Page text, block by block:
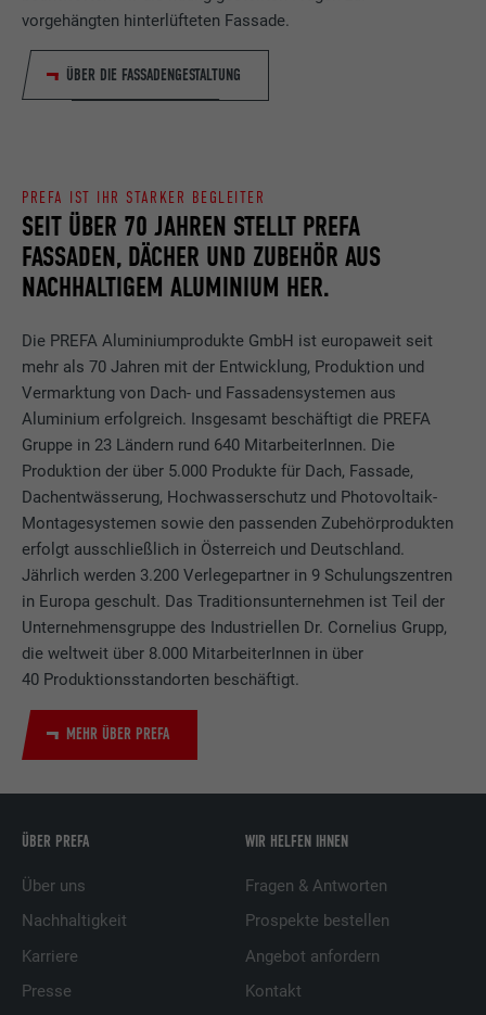
vorgehängten hinterlüfteten Fassade.
ÜBER DIE FASSADENGESTALTUNG
SEIT ÜBER 70 JAHREN STELLT PREFA
FASSADEN, DÄCHER UND ZUBEHÖR AUS
NACHHALTIGEM ALUMINIUM HER.
PREFA IST IHR STARKER BEGLEITER
Die PREFA Aluminiumprodukte GmbH ist europaweit seit
mehr als 70 Jahren mit der Entwicklung, Produktion und
Vermarktung von Dach- und Fassadensystemen aus
Aluminium erfolgreich. Insgesamt beschäftigt die PREFA
Gruppe in 23 Ländern rund 640 MitarbeiterInnen. Die
Produktion der über 5.000 Produkte für Dach, Fassade,
Dachentwässerung, Hochwasserschutz und Photovoltaik-
Montagesystemen sowie den passenden Zubehörprodukten
erfolgt ausschließlich in Österreich und Deutschland.
Jährlich werden 3.200 Verlegepartner in 9 Schulungszentren
in Europa geschult. Das Traditionsunternehmen ist Teil der
Unternehmensgruppe des Industriellen Dr. Cornelius Grupp,
die weltweit über 8.000 MitarbeiterInnen in über
40 Produktionsstandorten beschäftigt.
MEHR ÜBER PREFA
ÜBER PREFA
Über uns
Nachhaltigkeit
Karriere
Presse
WIR HELFEN IHNEN
Fragen & Antworten
Prospekte bestellen
Angebot anfordern
Kontakt